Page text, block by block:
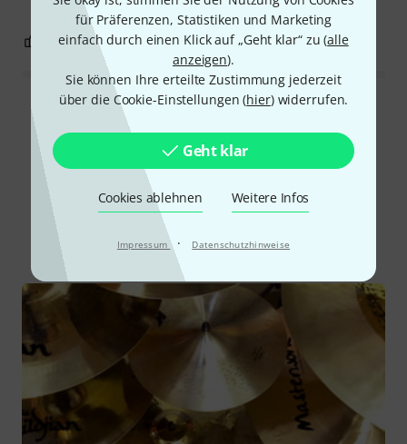
für Präferenzen, Statistiken und Marketing
einfach durch einen Klick auf „Geht klar“ zu (alle
anzeigen).
Sie können Ihre erteilte Zustimmung jederzeit
über die Cookie-Einstellungen (hier) widerrufen.
Geht klar
Cookies ablehnen Weitere Infos
Impressum · Datenschutzhinweise
0 BEWERTUNG MELDEN
Alle Bewertungen lesen
Schon gewusst?
Alle Ratgeber Testberichte